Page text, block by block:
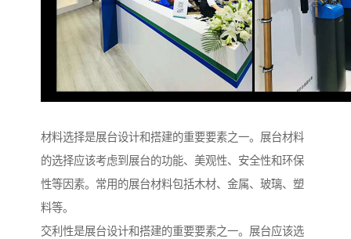
材料选择是展台设计和搭建的重要要素之一。展台材料
的选择应该考虑到展台的功能、美观性、安全性和环保
性等因素。常用的展台材料包括木材、金属、玻璃、塑
料等。
交利性是展台设计和搭建的重要要素之一。展台应该选